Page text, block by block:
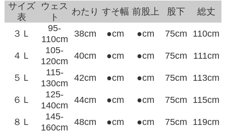
サイズ
表
ウェス
ト
わたり すそ幅 前股上 股下 総丈
３Ｌ
95-
110cm
38cm ●cm ●cm 75cm 110cm
４Ｌ
105-
120cm
40cm ●cm ●cm 75cm 111cm
５Ｌ
115-
130cm
42cm ●cm ●cm 75cm 113cm
６Ｌ
125-
140cm
44cm ●cm ●cm 75cm 115cm
８Ｌ
145-
160cm
48cm ●cm ●cm 75cm 119cm